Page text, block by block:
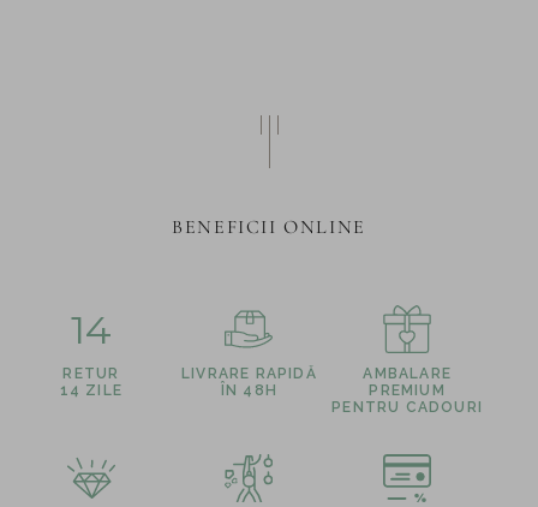
BENEFICII ONLINE
14
RETUR
14 ZILE
LIVRARE RAPIDĂ
ÎN 48H
AMBALARE
PREMIUM
PENTRU CADOURI